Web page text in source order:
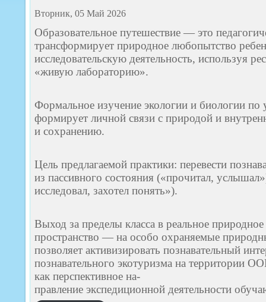
Вторник, 05 Май 2026
Образовательное путешествие — это
трансформирует природное любопытство
исследовательскую деятельность, используя
«живую лабораторию».
Формальное изучение экологии и биологии по
формирует личной связи с природой и
и сохранению.
Цель предлагаемой практики: перевести
из пассивного состояния («прочитал,
исследовал, захотел понять»).
Выход за пределы класса в реальное
пространство — на особо охраняемые
позволяет активизировать познавательный
познавательного экотуризма на территории
как перспективное на-
правление экспедиционной деятельности